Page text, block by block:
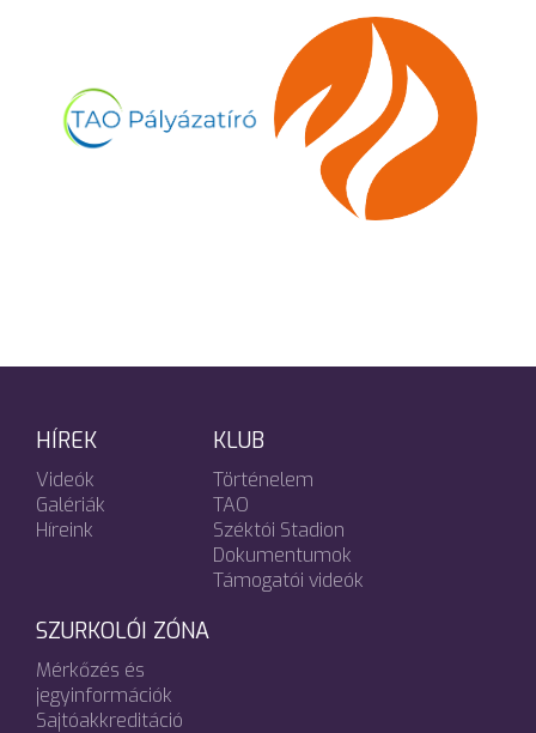
HÍREK
Videók
Galériák
Híreink
KLUB
Történelem
TAO
Széktói Stadion
Dokumentumok
Támogatói videók
SZURKOLÓI ZÓNA
Mérkőzés és
jegyinformációk
Sajtóakkreditáció